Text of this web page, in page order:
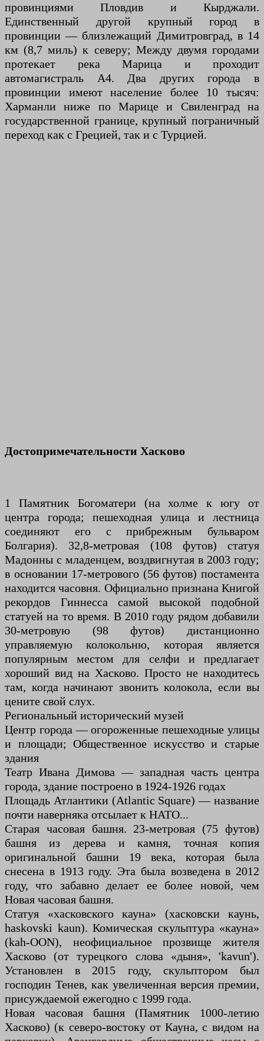
провинциями Пловдив и Кырджали.
Единственный другой крупный город в
провинции — близлежащий Димитровград, в 14
км (8,7 миль) к северу; Между двумя городами
протекает река Марица и проходит
автомагистраль А4. Два других города в
провинции имеют население более 10 тысяч:
Харманли ниже по Марице и Свиленград на
государственной границе, крупный пограничный
переход как с Грецией, так и с Турцией.
Достопримечательности Хасково
1 Памятник Богоматери (на холме к югу от
центра города; пешеходная улица и лестница
соединяют его с прибрежным бульваром
Болгария). 32,8-метровая (108 футов) статуя
Мадонны с младенцем, воздвигнутая в 2003 году;
в основании 17-метрового (56 футов) постамента
находится часовня. Официально признана Книгой
рекордов Гиннесса самой высокой подобной
статуей на то время. В 2010 году рядом добавили
30-метровую (98 футов) дистанционно
управляемую колокольню, которая является
популярным местом для селфи и предлагает
хороший вид на Хасково. Просто не находитесь
там, когда начинают звонить колокола, если вы
цените свой слух.
Региональный исторический музей
Центр города — огороженные пешеходные улицы
и площади; Общественное искусство и старые
здания
Театр Ивана Димова — западная часть центра
города, здание построено в 1924-1926 годах
Площадь Атлантики (Atlantic Square) — название
почти наверняка отсылает к НАТО...
Старая часовая башня. 23-метровая (75 футов)
башня из дерева и камня, точная копия
оригинальной башни 19 века, которая была
снесена в 1913 году. Эта была возведена в 2012
году, что забавно делает ее более новой, чем
Новая часовая башня.
Статуя «хасковского кауна» (хасковски каунь,
haskovski kaun). Комическая скульптура «кауна»
(kah-OON), неофициальное прозвище жителя
Хасково (от турецкого слова «дыня», 'kavun').
Установлен в 2015 году, скульптором был
господин Тенев, как увеличенная версия премии,
присуждаемой ежегодно с 1999 года.
Новая часовая башня (Памятник 1000-летию
Хасково) (к северо-востоку от Кауна, с видом на